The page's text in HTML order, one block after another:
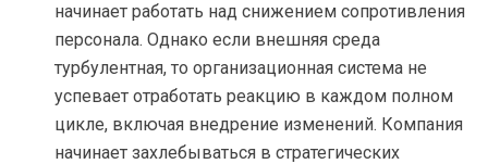
начинает работать над снижением сопротивления
персонала. Однако если внешняя среда
турбулентная, то организационная система не
успевает отработать реакцию в каждом полном
цикле, включая внедрение изменений. Компания
начинает захлебываться в стратегических